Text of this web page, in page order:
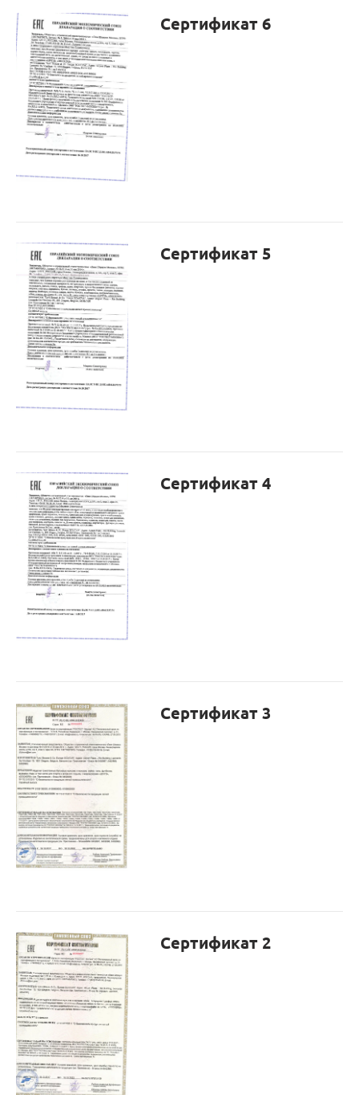
Сертификат 6
Сертификат 5
Сертификат 4
Сертификат 3
Сертификат 2